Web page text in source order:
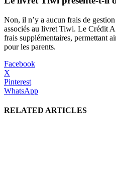
Non, il n’y a aucun frais de
associés au livret Tiwi. Le Crédit
frais supplémentaires, permettant
pour les parents.
Facebook
X
Pinterest
WhatsApp
RELATED ARTICLES